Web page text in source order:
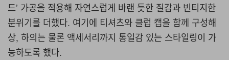
드’ 가공을 적용해 자연스럽게 바랜 듯한 질감과 빈티지한
분위기를 더했다. 여기에 티셔츠와 클럽 캡을 함께 구성해
상, 하의는 물론 액세서리까지 통일감 있는 스타일링이 가
능하도록 했다.